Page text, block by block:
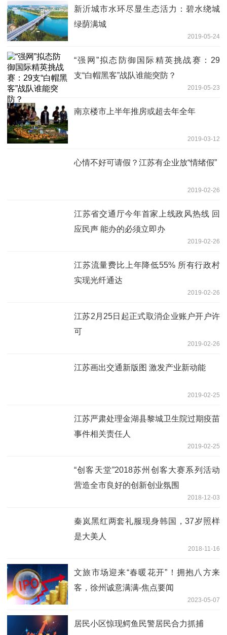
新沂城市水环尽显生态活力：碧水绕城
绿荫满城
2019-05-24
“强网”拟态防御国际精英挑战赛：29
支“白帽黑客”战队谁能突防？
2019-05-23
南京楼市上半年推房或超去年全年
2019-03-12
心情不好可请假？江苏有企业放“情绪假”
2019-02-26
江苏省交通厅今年首家上线政风热线 回
应民声 能办的必须立即办
2019-02-26
江苏流量费比上年降低55% 所有行政村
实现光纤通达
2019-02-26
江苏2月25日起正式取消企业账户开户许
可
2019-02-26
江苏画出交通新版图 激发产业新动能
2019-02-25
江苏严肃处理金湖县黎城卫生院过期疫苗
事件相关责任人
2019-02-25
“创客天堂”2018苏州创客大赛系列活动
营造全市良好的创新创业氛围
2018-12-03
秦岚黑红两套礼服现身韩国，37岁照样
是大美人
2018-11-16
文旅市场迎来“春暖花开”！拥抱八方来
客，徐州诚意满满-焦点要闻
2023-05-07
居民小区惊现鳄鱼民警居民合力抓捕